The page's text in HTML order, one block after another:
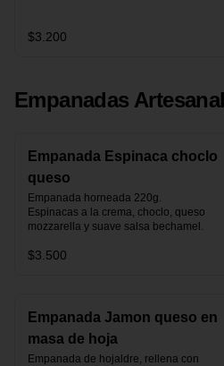
$3.200
Empanadas
Empanada Espinaca choclo
queso
Empanada horneada 220g.
Espinacas a la crema, choclo, queso
mozzarella y suave salsa bechamel.
$3.500
Empanada Jamon queso en
masa de hoja
Empanada de hojaldre, rellena con